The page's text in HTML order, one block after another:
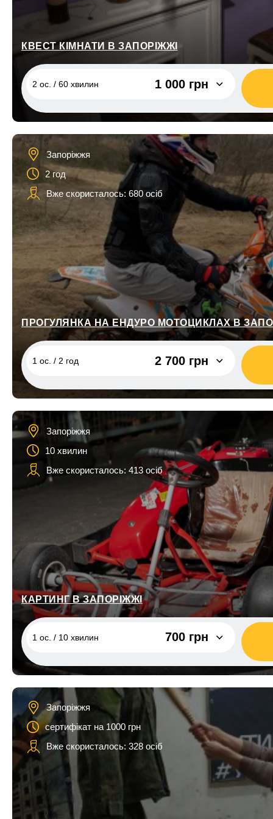
КВЕСТ КІМНАТИ В ЗАПОРІЖЖІ
2 ос. / 60 хвилин 1 000 грн
2 ос. / 60 хвилин 1 000 грн
Запоріжжя
2 год
Вже скористалось: 680 осіб
ПРОГУЛЯНКА НА ЕНДУРО МОТОЦИКЛАХ В
1 ос. / 2 год 2 700 грн
2 ос. / 2 год
3 ос. / 2 год 8 100 грн
Запоріжжя
10 хвилин
Вже скористалось: 413 осіб
КАРТИНГ В ЗАПОРІЖЖІ
1 ос. / 10 хвилин 700 грн
1 ос. / 10 хвилин 700 грн
1 ос. / 30 хвилин 1 600 грн
2 ос. / 10 хвилин 1 400 грн
1 ос. / 10 хвилин, електро картинг 500 грн
1 ос. / 20 хвилин, електро картинг 900 грн
2 ос. / 10 хвилин, електро картинг 1 000 грн
2 ос. / 30 хвилин
Запоріжжя
сертифікат на 1000 грн
Вже скористалось: 328 осіб